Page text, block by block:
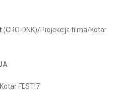
(CRO-DNK)/Projekcija filma/Kotar
FEST!7